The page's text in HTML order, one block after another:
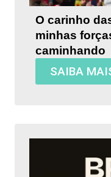
O carinho
minhas
caminhando
SAIBA